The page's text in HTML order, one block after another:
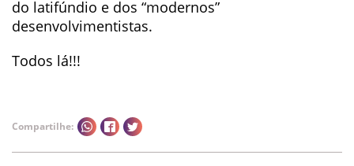
do latifúndio e dos “modernos”
desenvolvimentistas.
Todos lá!!!
Compartilhe: